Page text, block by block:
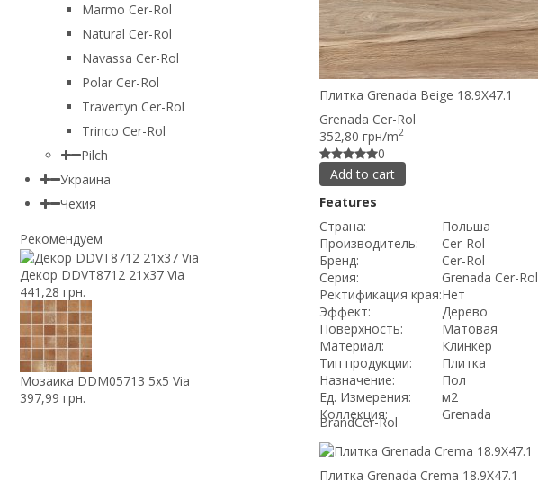
Плитка Grenada Beige 18.9Х47.1
Grenada Cer-Rol
352,80 грн/m2
0
Add to cart
Features
Страна:
Польша
Производитель:
Cer-Rol
Бренд:
Cer-Rol
Серия:
Grenada Cer-Rol
Ректификация края:Нет
Эффект:
Дерево
Поверхность:
Матовая
Материал:
Клинкер
Тип продукции:
Плитка
Назначение:
Пол
Ед. Измерения:
м2
Коллекция:
Grenada
BrandCer-Rol
Плитка Grenada Crema 18.9Х47.1
Marmo Cer-Rol
Natural Cer-Rol
Navassa Cer-Rol
Polar Cer-Rol
Travertyn Cer-Rol
Trinco Cer-Rol
Pilch
Украина
Чехия
Рекомендуем
Декор DDVT8712 21x37 Via
441,28 грн.
Мозаика DDM05713 5x5 Via
397,99 грн.